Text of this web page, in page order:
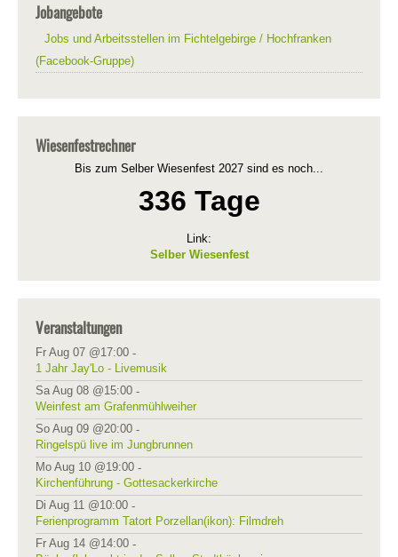
Jobangebote
Jobs und Arbeitsstellen im Fichtelgebirge / Hochfranken
(Facebook-Gruppe)
Wiesenfestrechner
Bis zum Selber Wiesenfest 2027 sind es noch...
336 Tage
Link:
Selber Wiesenfest
Veranstaltungen
Fr Aug 07 @17:00 -
1 Jahr Jay'Lo - Livemusik
Sa Aug 08 @15:00 -
Weinfest am Grafenmühlweiher
So Aug 09 @20:00 -
Ringelspü live im Jungbrunnen
Mo Aug 10 @19:00 -
Kirchenführung - Gottesackerkirche
Di Aug 11 @10:00 -
Ferienprogramm Tatort Porzellan(ikon): Filmdreh
Fr Aug 14 @14:00 -